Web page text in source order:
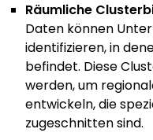
Räumliche
Daten können
identifizieren, in
befindet. Diese
werden, um
entwickeln, die
zugeschnitten sind.